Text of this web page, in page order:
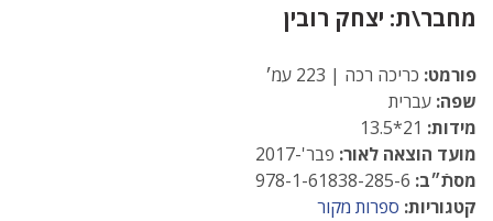
מחבר\ת: יצחק רובין
פורמט: כריכה רכה | 223 עמ׳
שפה: עברית
מידות:
מועד הוצאה לאור: פבר'-2017
מסתֿ״ב:
קטגוריות: ספרות מקור